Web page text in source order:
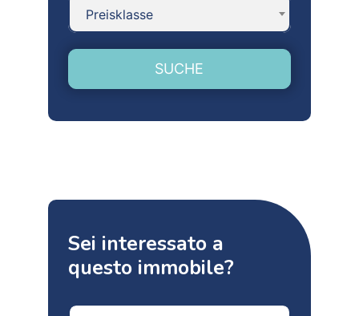
Preisklasse
SUCHE
Sei interessato a
questo immobile?